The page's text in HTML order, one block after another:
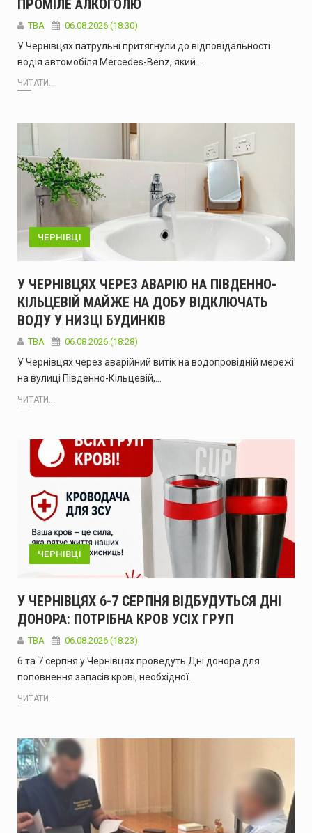
ПРОМІЛЕ АЛКОГОЛЮ
ТВА 06.08.2026 (18:30)
У Чернівцях патрульні притягнули до відповідальності
водія автомобіля Mercedes-Benz, який…
ЧИТАТИ...
ЧЕРНІВЦІ
У ЧЕРНІВЦЯХ ЧЕРЕЗ АВАРІЮ НА ПІВДЕННО-
КІЛЬЦЕВІЙ МАЙЖЕ НА ДОБУ ВІДКЛЮЧАТЬ
ВОДУ У НИЗЦІ БУДИНКІВ
ТВА 06.08.2026 (18:28)
У Чернівцях через аварійний витік на водопровідній мережі
на вулиці Південно-Кільцевій,…
ЧИТАТИ...
ЧЕРНІВЦІ
У ЧЕРНІВЦЯХ 6-7 СЕРПНЯ ВІДБУДУТЬСЯ ДНІ
ДОНОРА: ПОТРІБНА КРОВ УСІХ ГРУП
ТВА 06.08.2026 (18:23)
6 та 7 серпня у Чернівцях проведуть Дні донора для
поповнення запасів крові, необхідної…
ЧИТАТИ...